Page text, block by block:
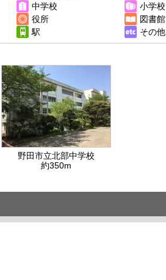
中学校 小学校
役所 図書館
駅 その他
野田市立北部中学校
約350m